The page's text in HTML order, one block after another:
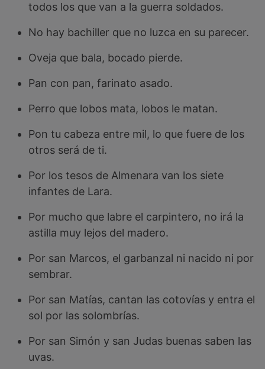
todos los que van a la guerra soldados.
No hay bachiller que no luzca en su parecer.
Oveja que bala, bocado pierde.
Pan con pan, farinato asado.
Perro que lobos mata, lobos le matan.
Pon tu cabeza entre mil, lo que fuere de los
otros será de ti.
Por los tesos de Almenara van los siete
infantes de Lara.
Por mucho que labre el carpintero, no irá la
astilla muy lejos del madero.
Por san Marcos, el garbanzal ni nacido ni por
sembrar.
Por san Matías, cantan las cotovías y entra el
sol por las solombrías.
Por san Simón y san Judas buenas saben las
uvas.